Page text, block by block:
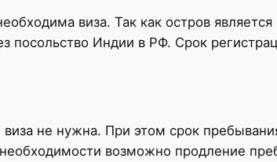
виза. Так как остров
посольство Индии в РФ. Срок
не нужна. При этом срок
возможно продление